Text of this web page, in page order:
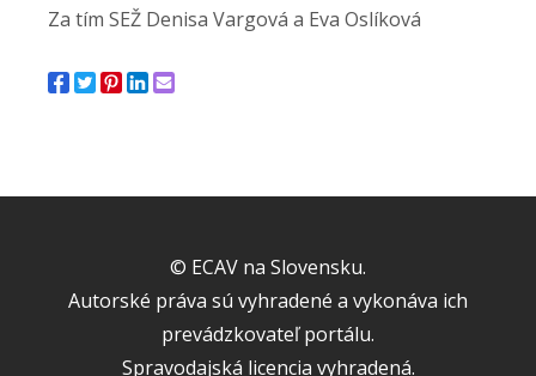
Za tím SEŽ Denisa Vargová a Eva Oslíková
© ECAV na Slovensku.
Autorské práva sú vyhradené a vykonáva ich
prevádzkovateľ portálu.
Spravodajská licencia vyhradená.